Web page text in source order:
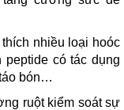
nhiều loại hoóc
peptide có tác dụng
bón…
ruột kiểm soát sự